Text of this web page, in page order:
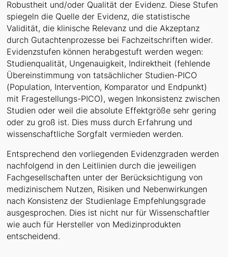
Robustheit und/oder Qualität der Evidenz. Diese Stufen
spiegeln die Quelle der Evidenz, die statistische
Validität, die klinische Relevanz und die Akzeptanz
durch Gutachtenprozesse bei Fachzeitschriften wider.
Evidenzstufen können herabgestuft werden wegen:
Studienqualität, Ungenauigkeit, Indirektheit (fehlende
Übereinstimmung von tatsächlicher Studien-PICO
(Population, Intervention, Komparator und Endpunkt)
mit Fragestellungs-PICO), wegen Inkonsistenz zwischen
Studien oder weil die absolute Effektgröße sehr gering
oder zu groß ist. Dies muss durch Erfahrung und
wissenschaftliche Sorgfalt vermieden werden.
Entsprechend den vorliegenden Evidenzgraden werden
nachfolgend in den Leitlinien durch die jeweiligen
Fachgesellschaften unter der Berücksichtigung von
medizinischem Nutzen, Risiken und Nebenwirkungen
nach Konsistenz der Studienlage Empfehlungsgrade
ausgesprochen. Dies ist nicht nur für Wissenschaftler
wie auch für Hersteller von Medizinprodukten
entscheidend.